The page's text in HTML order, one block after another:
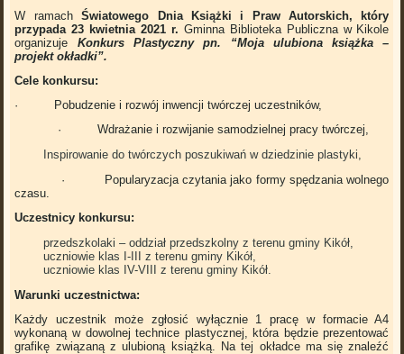
W ramachŚwiatowego Dnia Książki i Praw Autorskich, który
przypada 23 kwietnia 2021 r. Gminna Biblioteka Publiczna w Kikole
organizuje Konkurs Plastyczny pn. “Moja ulubiona książka –
projekt okładki”.
Cele konkursu:
· Pobudzenie i rozwój inwencji twórczej uczestników,
· Wdrażanie i rozwijanie samodzielnej pracy twórczej,
Inspirowanie do twórczych poszukiwań w dziedzinie plastyki,
· Popularyzacja czytania jako formy spędzania wolnego
czasu.
Uczestnicy konkursu:
przedszkolaki – oddział przedszkolny z terenu gminy Kikół,
uczniowie klas I-III z terenu gminy Kikół,
uczniowie klas IV-VIII z terenu gminy Kikół.
Warunki uczestnictwa:
Każdy uczestnik może zgłosić wyłącznie 1 pracę w formacie A4
wykonaną w dowolnej technice plastycznej, która będzie prezentować
grafikę związaną z ulubioną książką. Na tej okładce ma się znaleźć